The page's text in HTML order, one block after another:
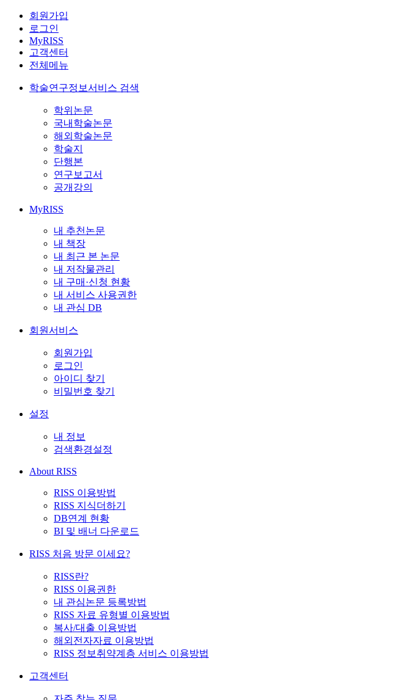
회원가입
로그인
MyRISS
고객센터
전체메뉴
학술연구정보서비스 검색
학위논문
국내학술논문
해외학술논문
학술지
단행본
연구보고서
공개강의
MyRISS
내 추천논문
내 책장
내 최근 본 논문
내 저작물관리
내 구매·신청 현황
내 서비스 사용권한
내 관심 DB
회원서비스
회원가입
로그인
아이디 찾기
비밀번호 찾기
설정
내 정보
검색환경설정
About RISS
RISS 이용방법
RISS 지식더하기
DB연계 현황
BI 및 배너 다운로드
RISS 처음 방문 이세요?
RISS란?
RISS 이용권한
내 관심논문 등록방법
RISS 자료 유형별 이용방법
복사/대출 이용방법
해외전자자료 이용방법
RISS 정보취약계층 서비스 이용방법
고객센터